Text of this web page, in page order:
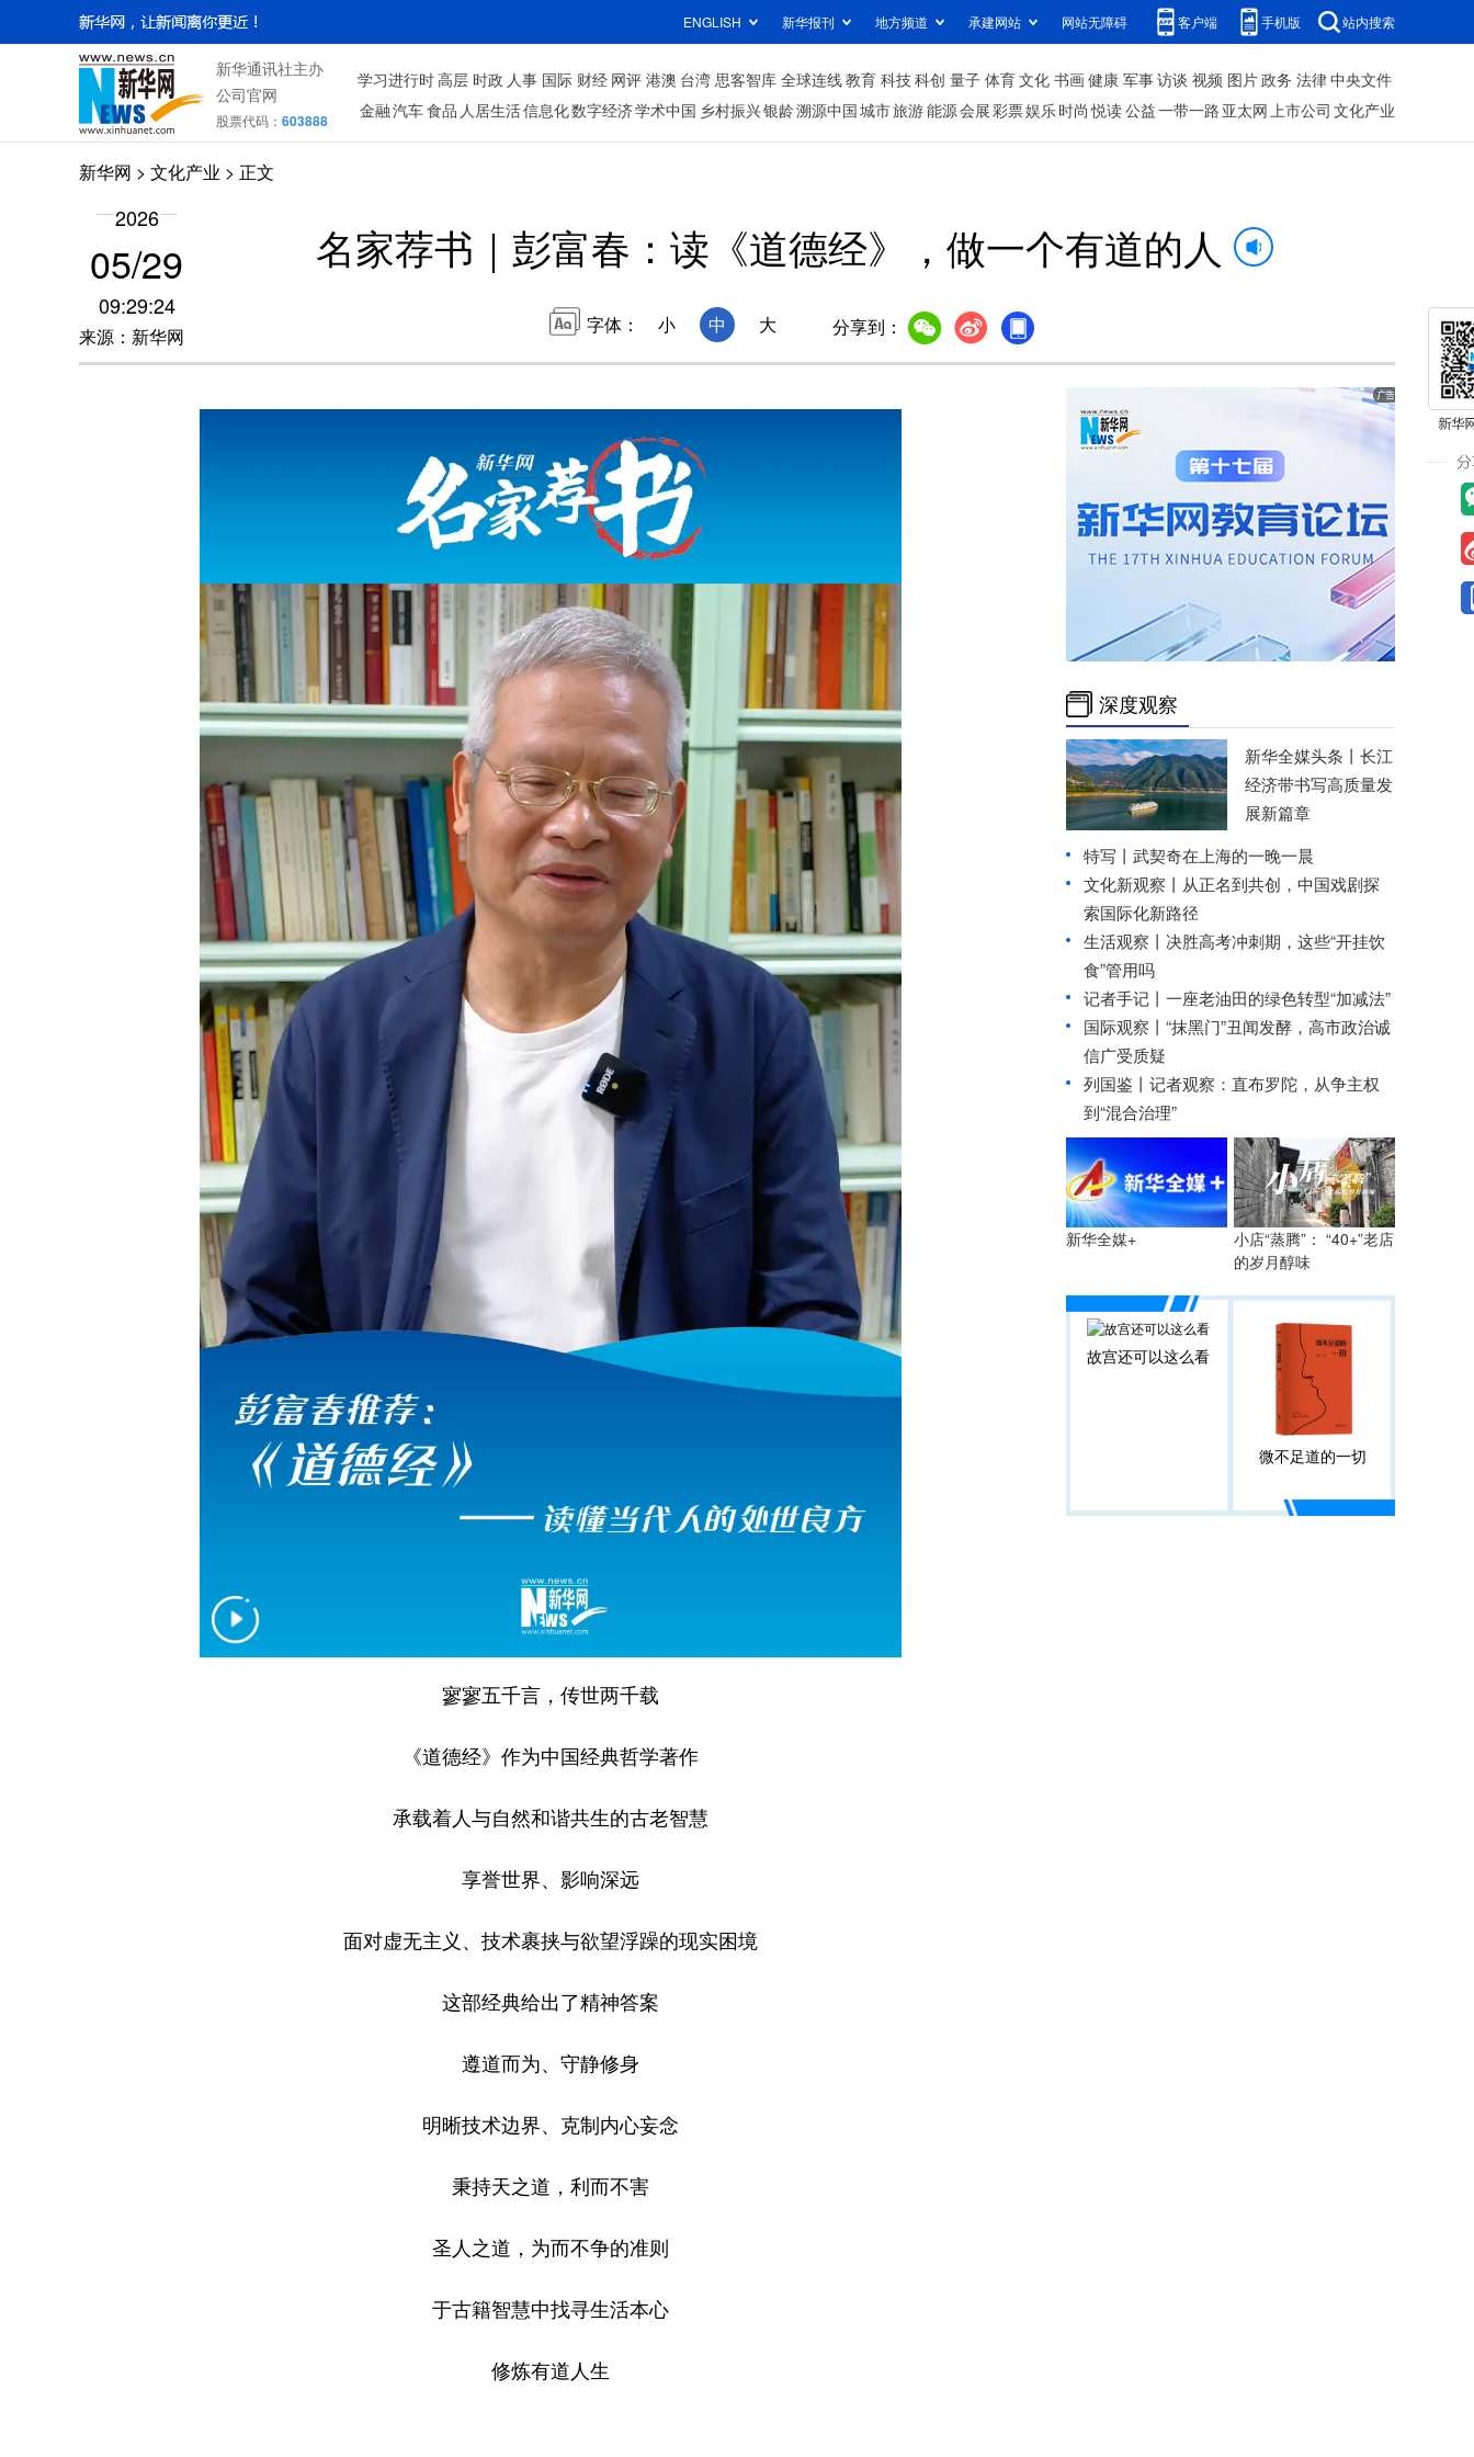
ENGLISH 新华报刊 地方频道 承建网站 网站无障碍 客户端 手机版 站内搜索
新华通讯社主办
公司官网
股票代码： 603888
学习进行时高层 时政 人事 国际 财经 网评 港澳 台湾 思客智库 全球连线教育 科技科创 量子 体育文化 书画健康 军事访谈 视频 图片政务 法律中央文件
金融汽车食品 人居生活信息化数字经济学术中国 乡村振兴银龄溯源中国城市旅游能源会展彩票娱乐时尚 悦读公益一带一路 亚太网上市公司 文化产业
新华网 > 文化产业 > 正文
2026
05/29
09:29:24
来源：新华网
名家荐书｜彭富春：读《道德经》，做一个有道的人
字体： 小 中 大 分享到：
寥寥五千言，传世两千载
《道德经》作为中国经典哲学著作
承载着人与自然和谐共生的古老智慧
享誉世界、影响深远
面对虚无主义、技术裹挟与欲望浮躁的现实困境
这部经典给出了精神答案
遵道而为、守静修身
明晰技术边界、克制内心妄念
秉持天之道，利而不害
圣人之道，为而不争的准则
于古籍智慧中找寻生活本心
修炼有道人生
深度观察
新华全媒头条丨 长江
经济带书写高质量发
展新篇章
特写丨武契奇在上海的一晚一晨
文化新观察丨 从正名到共创，中国戏剧探
索国际化新路径
生活观察丨决胜高考冲刺期，这些“开挂饮
食”管用吗
记者手记丨一座老油田的绿色转型“加减法”
国际观察丨 “抹黑门”丑闻发酵，高市政治诚
信广受质疑
列国鉴丨记者观察：直布罗陀，从争主权
到“混合治理”
新华全媒+
小店“蒸腾”： “40+”老店
的岁月醇味
故宫还可以这么看
微不足道的一切